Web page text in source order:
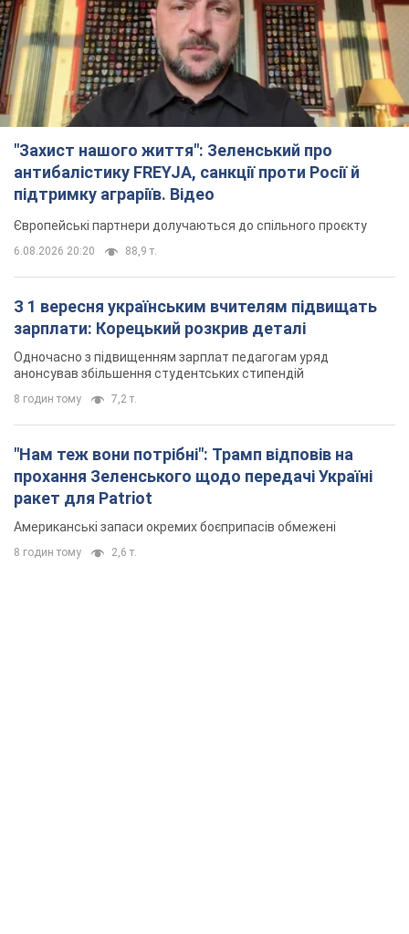
"Захист нашого життя": Зеленський про
антибалістику FREYJA, санкції проти Росії й
підтримку аграріїв. Відео
Європейські партнери долучаються до спільного проєкту
6.08.2026 20:20 88,9 т.
З 1 вересня українським вчителям підвищать
зарплати: Корецький розкрив деталі
Одночасно з підвищенням зарплат педагогам уряд
анонсував збільшення студентських стипендій
8 годин тому 7,2 т.
"Нам теж вони потрібні": Трамп відповів на
прохання Зеленського щодо передачі Україні
ракет для Patriot
Американські запаси окремих боєприпасів обмежені
8 годин тому 2,6 т.